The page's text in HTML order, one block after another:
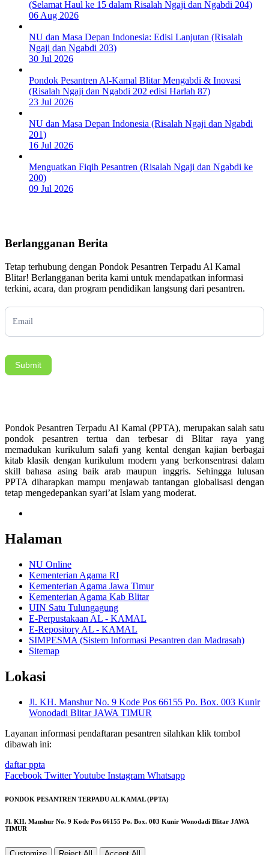
(Selamat Haul ke 15 dalam Risalah Ngaji dan Ngabdi 204)
06 Aug 2026
NU dan Masa Depan Indonesia: Edisi Lanjutan (Risalah
Ngaji dan Ngabdi 203)
30 Jul 2026
Pondok Pesantren Al-Kamal Blitar Mengabdi & Inovasi
(Risalah Ngaji dan Ngabdi 202 edisi Harlah 87)
23 Jul 2026
NU dan Masa Depan Indonesia (Risalah Ngaji dan Ngabdi
201)
16 Jul 2026
Menguatkan Fiqih Pesantren (Risalah Ngaji dan Ngabdi ke
200)
09 Jul 2026
Berlangganan Berita
Tetap terhubung dengan Pondok Pesantren Terpadu Al Kamal
Blitar! Berlangganan berita kami untuk mendapatkan informasi
terkini, acara, dan program pendidikan langsung dari pesantren.
Subscription
Submit
Pondok Pesantren Terpadu Al Kamal (PPTA), merupakan salah satu
pondok pesantren tertua dan terbesar di Blitar raya yang
memadukan kurikulum salafi yang kental dengan kajian berbagai
kitab klasik dengan kurikulum modern yang berkonsentrasi dalam
skill bahasa asing baik arab maupun inggris. Sehingga lulusan
PPTA diharapkan mampu menjawab tantangan globalisasi dengan
tetap mengedepankan syari’at Islam yang moderat.
Halaman
NU Online
Kementerian Agama RI
Kementerian Agama Jawa Timur
Kementerian Agama Kab Blitar
UIN Satu Tulungagung
E-Perpustakaan AL - KAMAL
E-Repository AL - KAMAL
SIMPESMA (Sistem Informasi Pesantren dan Madrasah)
Sitemap
Lokasi
Jl. KH. Manshur No. 9 Kode Pos 66155 Po. Box. 003 Kunir
Wonodadi Blitar JAWA TIMUR
Layanan informasi pendaftaran pesantren silahkan klik tombol
dibawah ini:
daftar ppta
Facebook TwitterYoutube Instagram Whatsapp
PONDOK PESANTREN TERPADU AL KAMAL (PPTA)
Jl. KH. Manshur No. 9 Kode Pos 66155 Po. Box. 003 Kunir Wonodadi Blitar JAWA
TIMUR